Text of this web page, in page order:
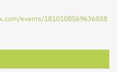
events/1810108569636038